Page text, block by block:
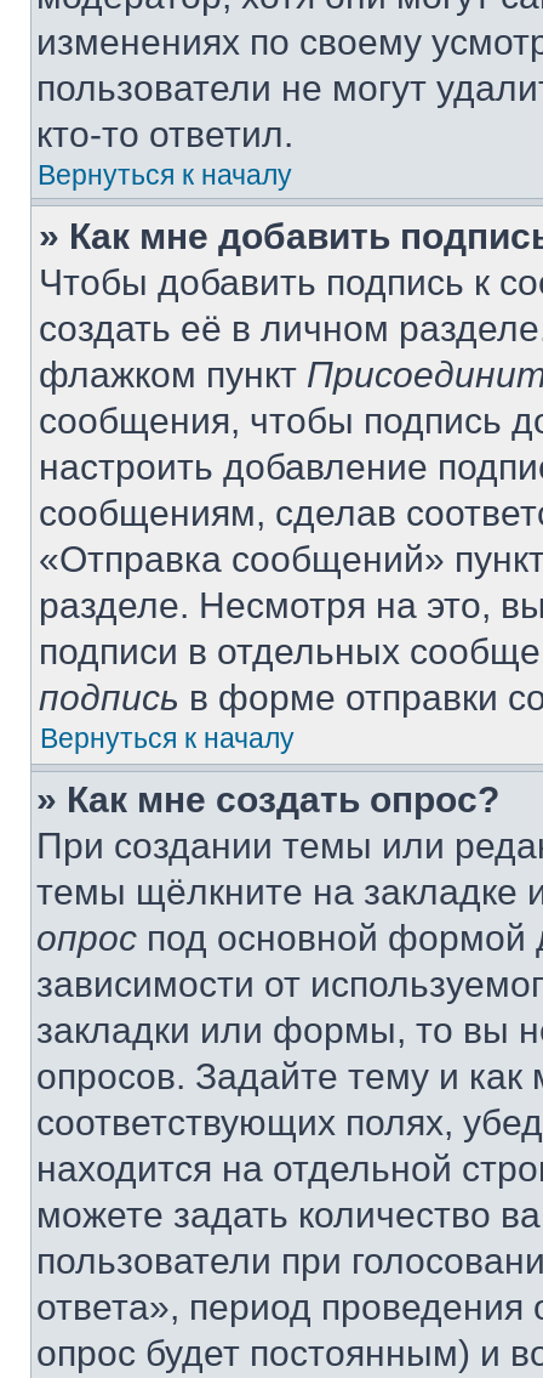
изменениях по своему
пользователи не могут
кто-то ответил.
Вернуться к началу
» Как мне добавить
Чтобы добавить подпись к
создать её в личном
флажком пункт
сообщения, чтобы подпись
настроить добавление
сообщениям, сделав
«Отправка сообщений»
разделе. Несмотря на это,
подписи в отдельных
подпись в форме отправки
Вернуться к началу
» Как мне создать опрос?
При создании темы или
темы щёлкните на
опрос под основной формой
зависимости от
закладки или формы, то вы
опросов. Задайте тему и
соответствующих полях,
находится на отдельной
можете задать количество
пользователи при
ответа», период проведения
опрос будет постоянным) и